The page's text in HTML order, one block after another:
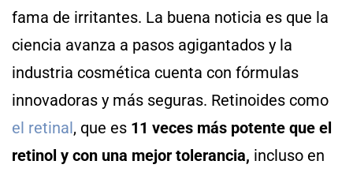
fama de irritantes. La buena noticia es que la
ciencia avanza a pasos agigantados y la
industria cosmética cuenta con fórmulas
innovadoras y más seguras. Retinoides como
el retinal, que es 11 veces más potente que el
retinol y con una mejor tolerancia, incluso en